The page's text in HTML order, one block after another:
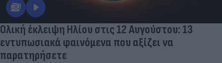
Ολική έκλειψη Ηλίου στις 12 Αυγούστου: 13
εντυπωσιακά φαινόμενα που αξίζει να
παρατηρήσετε